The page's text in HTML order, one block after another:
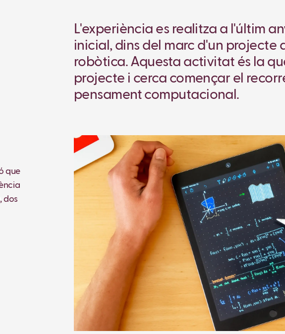
L'experiència es realitza a l'últim
inicial, dins del marc d'un projecte
robòtica. Aquesta activitat és la
projecte i cerca començar el
pensament computacional.
que
dos